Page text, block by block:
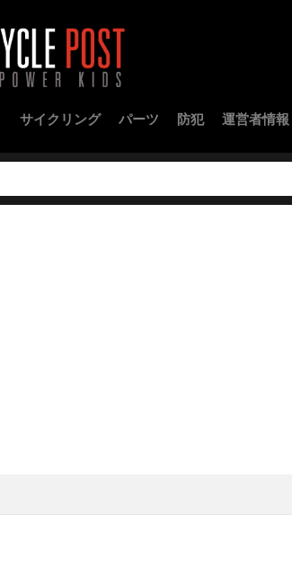
サイクリング パーツ 防犯 運営者情報